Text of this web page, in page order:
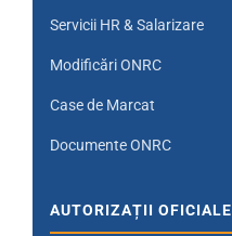
Servicii HR & Salarizare
Modificări ONRC
Case de Marcat
Documente ONRC
AUTORIZAȚII OFICIALE